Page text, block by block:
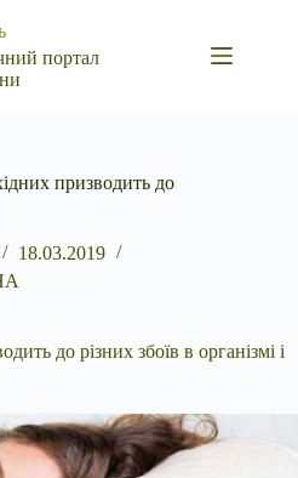
портал
призводить до
18.03.2019
до різних збоїв в організмі і